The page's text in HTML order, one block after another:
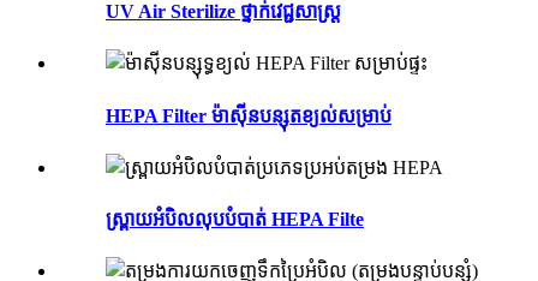
UV Air Sterilize ថ្នាក់វេជ្ជសាស្ត្រ
HEPA Filter ម៉ាស៊ីនបន្សុតខ្យល់សម្រាប់
ស្ព្រាយ​អំបិល​លុប​បំបាត់​ HEPA Filte